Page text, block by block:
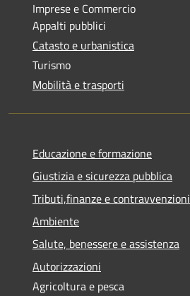
Imprese e Commercio
Appalti pubblici
Catasto e urbanistica
Turismo
Mobilità e trasporti
Educazione e formazione
Giustizia e sicurezza pubblica
Tributi,finanze e contravvenzioni
Ambiente
Salute, benessere e assistenza
Autorizzazioni
Agricoltura e pesca